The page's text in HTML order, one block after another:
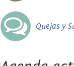
Quejas y